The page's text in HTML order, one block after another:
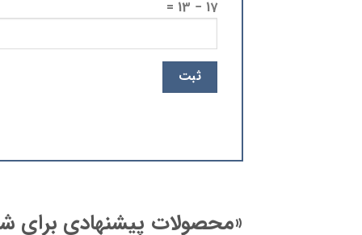
17 − 13 =
«محصولات پیشنهادی برای